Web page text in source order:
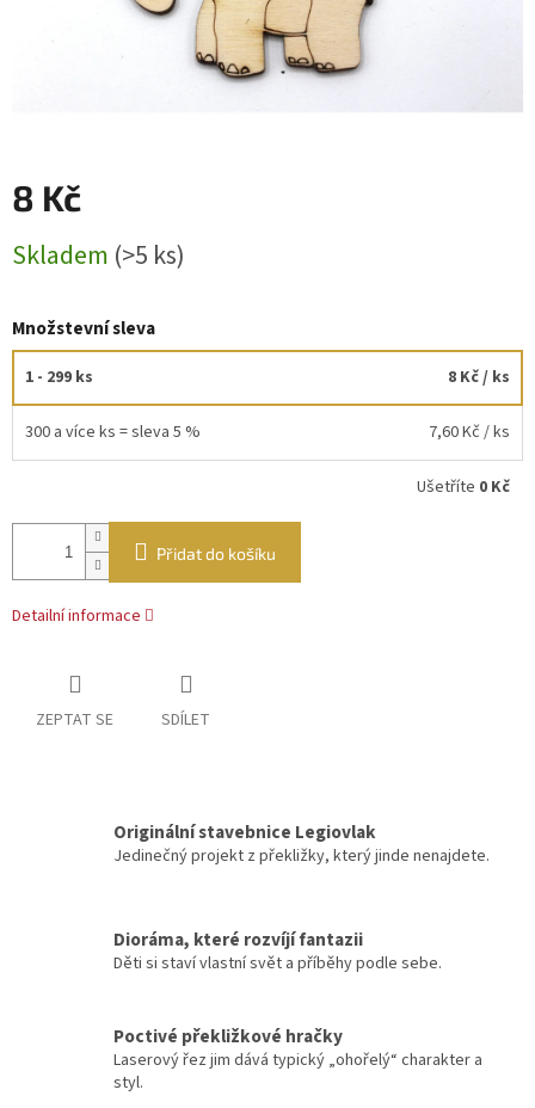
8 Kč
cena:
Skladem (>5 ks)
Množstevní sleva
1 - 299 ks 8 Kč/ ks
300 a více ks = sleva 5 % 7,60 Kč / ks
Ušetříte 0 Kč
Přidat do košíku
Detailní informace
ZEPTAT SE SDÍLET
Originální stavebnice Legiovlak
Jedinečný projekt z překližky, který jinde nenajdete.
Dioráma, které rozvíjí fantazii
Děti si staví vlastní svět a příběhy podle sebe.
Poctivé překližkové hračky
Laserový řez jim dává typický „ohořelý“ charakter a
styl.